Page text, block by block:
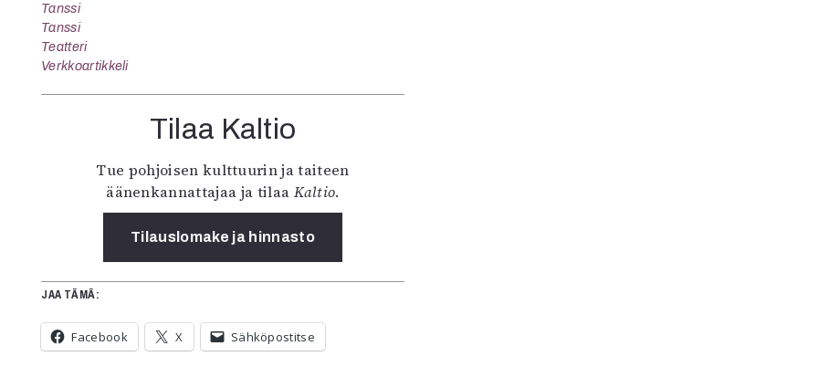
Tanssi
Tanssi
Teatteri
Verkkoartikkeli
Tilaa Kaltio
Tue pohjoisen kulttuurin ja taiteen
äänenkannattajaa ja tilaa Kaltio.
Tilauslomake ja hinnasto
JAA TÄMÄ:
Facebook X Sähköpostitse